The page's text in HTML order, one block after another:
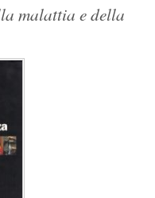
malattia e della